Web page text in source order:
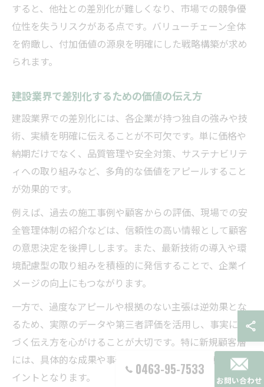
すると、他社との差別化が難しくなり、市場での競争優
位性を失うリスクがある点です。バリューチェーン全体
を俯瞰し、付加価値の源泉を明確にした戦略構築が求め
られます。
建設業界で差別化するための価値の伝え方
建設業界での差別化には、各企業が持つ独自の強みや技
術、実績を明確に伝えることが不可欠です。単に価格や
納期だけでなく、品質管理や安全対策、サステナビリテ
ィへの取り組みなど、多角的な価値をアピールすること
が効果的です。
例えば、過去の施工事例や顧客からの評価、現場での安
全管理体制の紹介などは、信頼性の高い情報として顧客
の意思決定を後押しします。また、最新技術の導入や環
境配慮型の取り組みを積極的に発信することで、企業イ
メージの向上にもつながります。
一方で、過度なアピールや根拠のない主張は逆効果とな
るため、実際のデータや第三者評価を活用し、事実に基
づく伝え方を心がけることが大切です。特に新規顧客層
には、具体的な成果や事例を交えた説明が信頼獲得のポ
イントとなります。
0463-95-7533
お問い合わせ